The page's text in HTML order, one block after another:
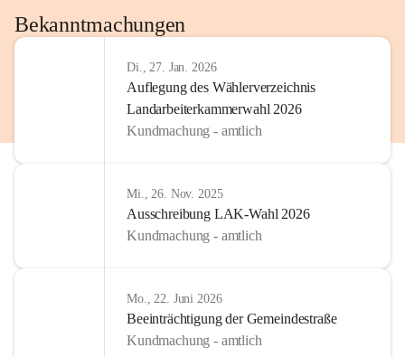
Bekanntmachungen
Di., 27. Jan. 2026
Auflegung des Wählerverzeichnis
Landarbeiterkammerwahl 2026
Kundmachung - amtlich
Mi., 26. Nov. 2025
Ausschreibung LAK-Wahl 2026
Kundmachung - amtlich
Mo., 22. Juni 2026
Beeinträchtigung der Gemeindestraße
Kundmachung - amtlich